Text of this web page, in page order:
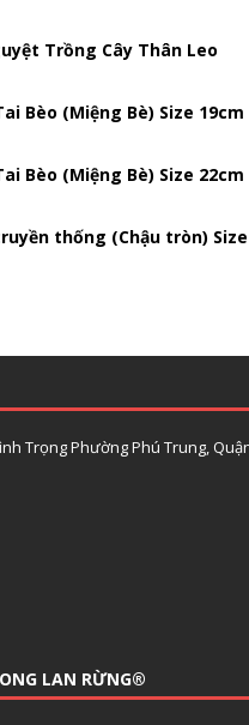
Trồng Cây Thân Leo
Bèo (Miệng Bè) Size 19cm
Bèo (Miệng Bè) Size 22cm
thống (Chậu tròn) Size
Trọng Phường Phú Trung,
LAN RỪNG®